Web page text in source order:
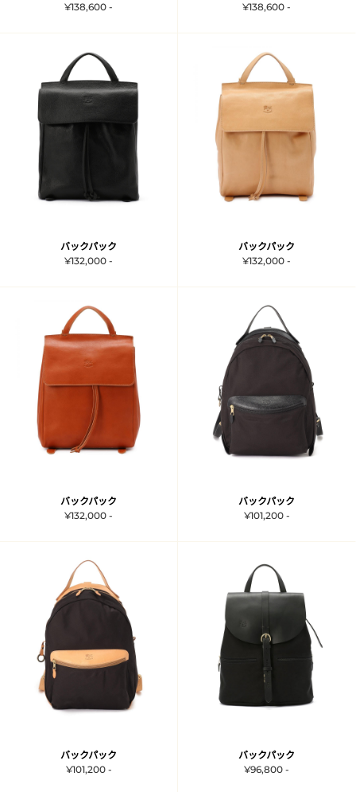
¥138,600 -
¥138,600 -
バックパック
¥132,000 -
バックパック
¥132,000 -
バックパック
¥132,000 -
バックパック
¥101,200 -
バックパック
¥101,200 -
バックパック
¥96,800 -